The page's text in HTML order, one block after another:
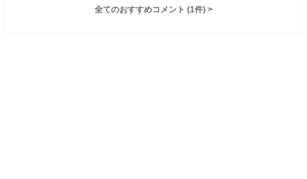
全てのおすすめコメント (1件) >